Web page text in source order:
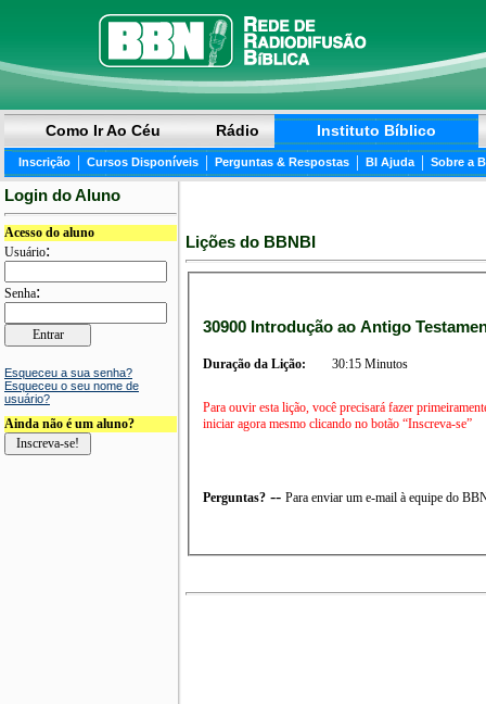
Como Ir Ao Céu Rádio Instituto Bíblico
Inscrição | Cursos Disponíveis | Perguntas & Respostas | BI Ajuda | Sobre a
Login do Aluno
Acesso do aluno
Usuário:
Senha:
Esqueceu a sua senha?
Esqueceu o seu nome de
usuário?
Ainda não é um aluno?
Lições do BBNBI
30900 Introdução ao Antigo
Duração da Lição: 30:15 Minutos
Para ouvir esta lição, você precisará fazer
iniciar agora mesmo clicando no botão “Inscreva-se”
Perguntas? -- Para enviar um e-mail à equipe do